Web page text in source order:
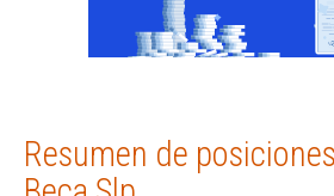
Resumen de